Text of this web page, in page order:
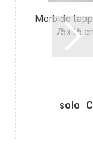
Morbido
75x45
solo